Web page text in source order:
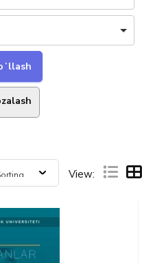
View: